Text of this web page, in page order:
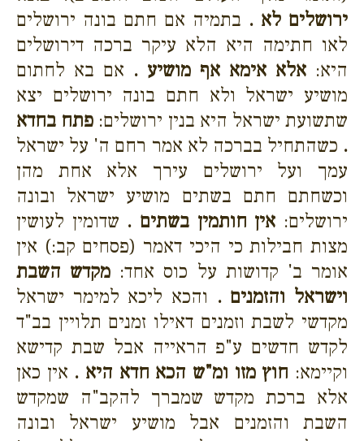
ירושלים לא . בתמיה אם חתם בונה ירושלים
לאו חתימה היא הלא עיקר ברכה דירושלים
היא: אלא אימא אף מושיע . אם בא לחתום
מושיע ישראל ולא חתם בונה ירושלים יצא
שתשועת ישראל היא בנין ירושלים: פתח בחדא
. כשהתחיל בברכה לא אמר רחם ה' על ישראל
עמך ועל ירושלים עירך אלא אחת מהן
וכשחתם חתם בשתים מושיע ישראל ובונה
ירושלים: אין חותמין בשתים . שדומין לעושין
מצות חבילות כי היכי דאמר (פסחים קב:) אין
אומר ב' קדושות על כוס אחד: מקדש השבת
וישראל והזמנים . והכא ליכא למימר ישראל
מקדשי לשבת וזמנים דאילו זמנים תלויין בב"ד
לקדש חדשים ע"פ הראייה אבל שבת קדישא
וקיימא: חוץ מזו ומ"ש הכא חדא היא . אין כאן
אלא ברכת מקדש שמברך להקב"ה שמקדש
השבת והזמנים אבל מושיע ישראל ובונה